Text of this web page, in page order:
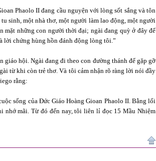
Phaolo II đang cầu nguyện với lòng sốt sắng và tôn
sinh, một nhà thơ, một người làm lao động, một người
mặt những con người thời đại; ngài đang quỳ ở đây để
lời chứng hùng hồn đánh động lòng tôi.”
giáo hội. Ngài đang đi theo con đường thánh để gặp gỡ
từ khi còn trẻ thơ. Và tôi cảm nhận rõ ràng lời nói đầy
rằng:
sống của Đức Giáo Hoàng Gioan Phaolo II. Bằng lối
nhớ mãi. Từ đó đến nay, tôi liên lỉ đọc 15 Mầu Nhiệm